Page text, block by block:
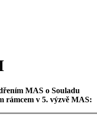
MAS o Souladu
rámcem v 5. výzvě MAS: